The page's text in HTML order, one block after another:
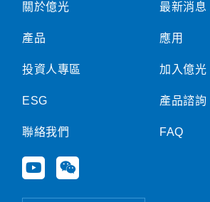
關於億光
產品
投資人專區
ESG
聯絡我們
Y
o
W
e
最新消息
應用
加入億光
產品諮詢
FAQ